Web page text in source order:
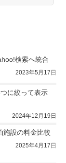
検索へ統合
2023年5月17日
つに絞って表示
2024年12月19日
施設の料金比較
2025年4月17日